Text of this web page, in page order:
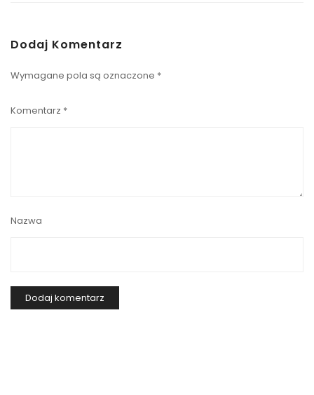
Dodaj Komentarz
Wymagane pola są oznaczone *
Komentarz *
Nazwa